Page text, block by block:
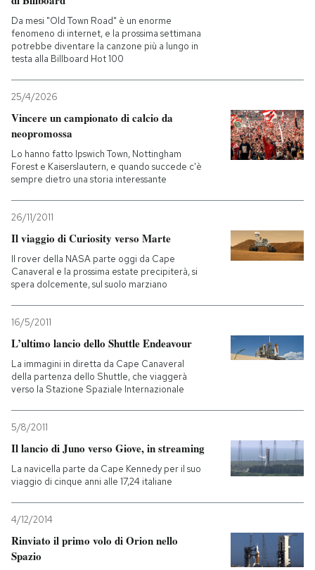
Da mesi "Old Town Road" è un enorme
fenomeno di internet, e la prossima settimana
potrebbe diventare la canzone più a lungo in
testa alla Billboard Hot 100
25/4/2026
Vincere un campionato di calcio da
neopromossa
Lo hanno fatto Ipswich Town, Nottingham
Forest e Kaiserslautern, e quando succede c'è
sempre dietro una storia interessante
26/11/2011
Il viaggio di Curiosity verso Marte
Il rover della NASA parte oggi da Cape
Canaveral e la prossima estate precipiterà, si
spera dolcemente, sul suolo marziano
16/5/2011
L’ultimo lancio dello Shuttle Endeavour
La immagini in diretta da Cape Canaveral
della partenza dello Shuttle, che viaggerà
verso la Stazione Spaziale Internazionale
5/8/2011
Il lancio di Juno verso Giove, in streaming
La navicella parte da Cape Kennedy per il suo
viaggio di cinque anni alle 17,24 italiane
4/12/2014
Rinviato il primo volo di Orion nello
Spazio